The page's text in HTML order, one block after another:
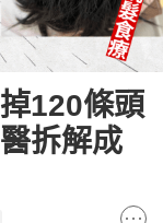
120條頭
拆解成